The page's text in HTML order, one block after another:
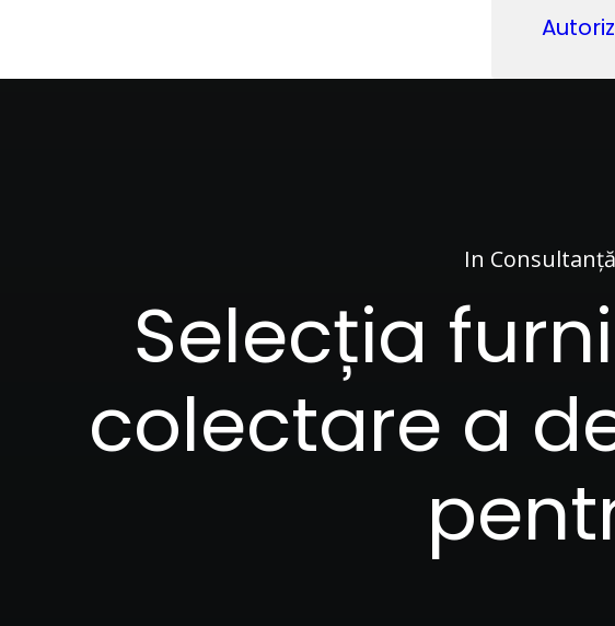
In Consultanță
Selecția
colectare a